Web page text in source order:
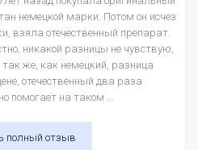
немецкой марки. Потом он исчез
взяла отечественный препарат.
никакой разницы не чувствую,
так же, как немецкий, разница
отечественный два раза
помогает на таком ...
полный отзыв